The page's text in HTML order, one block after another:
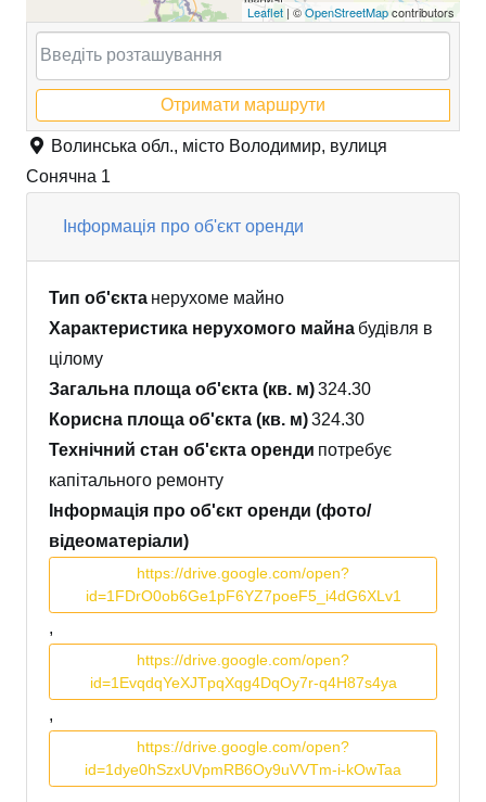
Leaflet | ©OpenStreetMapcontributors
Отримати маршрути
Волинська обл., місто Володимир, вулиця
Сонячна 1
Інформація про об'єкт оренди
Тип об'єкта нерухоме майно
Характеристика нерухомого майна будівля в
цілому
Загальна площа об'єкта (кв. м)324.30
Корисна площа об'єкта (кв. м)324.30
Технічний стан об'єкта оренди потребує
капітального ремонту
Інформація про об'єкт оренди (фото/
відеоматеріали)
https://drive.google.com/open?
id=1FDrO0ob6Ge1pF6YZ7poeF5_i4dG6XLv1
,
https://drive.google.com/open?
id=1EvqdqYeXJTpqXqg4DqOy7r-q4H87s4ya
,
https://drive.google.com/open?
id=1dye0hSzxUVpmRB6Oy9uVVTm-i-kOwTaa